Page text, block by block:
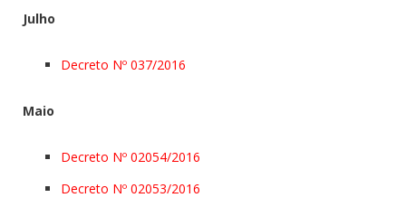
Julho
Decreto Nº 037/2016
Maio
Decreto Nº 02054/2016
Decreto Nº 02053/2016